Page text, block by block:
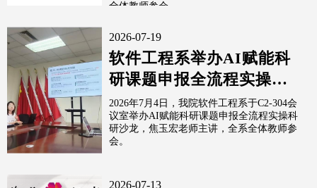
全体教师参会。
2026-07-19
软件工程系举办AI赋能科
研课题申报全流程实操科
研沙龙
2026年7月4日，我院软件工程系于C2-304会
议室举办AI赋能科研课题申报全流程实操科
研沙龙，焦玉宏老师主讲，全系全体教师参
会。
2026-07-13